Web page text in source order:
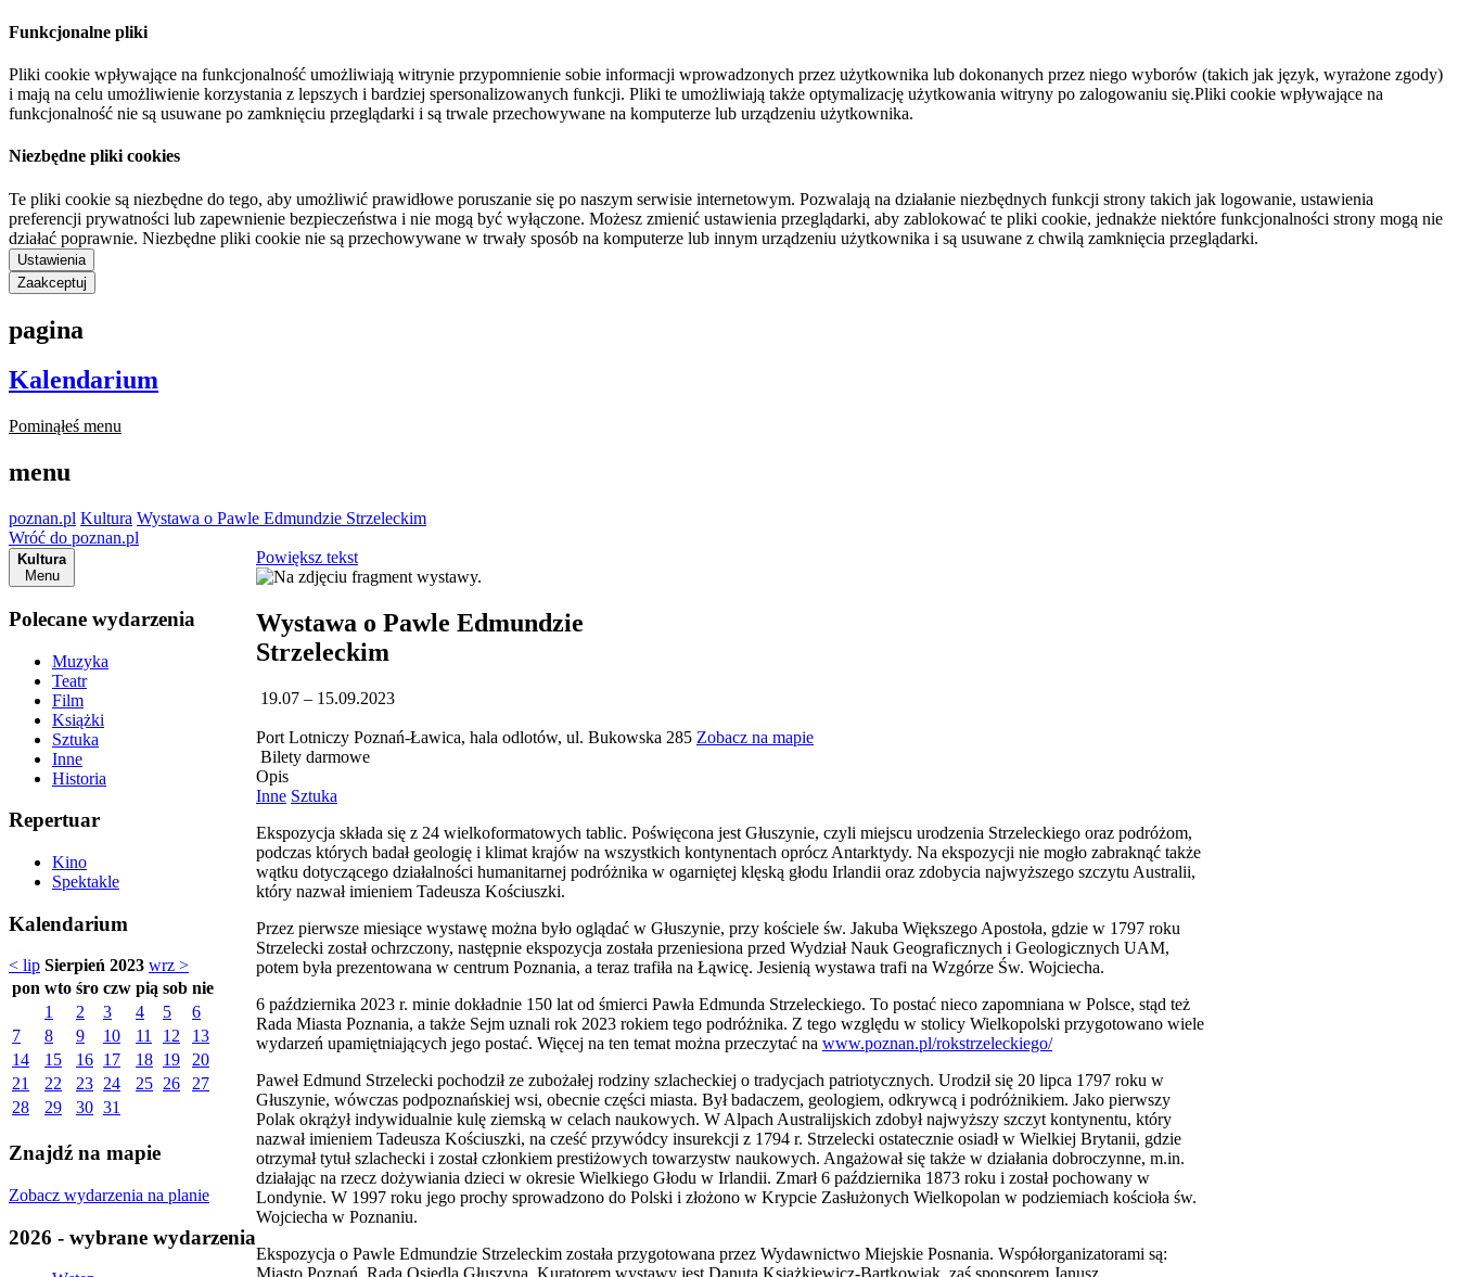
Funkcjonalne pliki
Pliki cookie wpływające na funkcjonalność umożliwiają witrynie przypomnienie sobie informacji wprowadzonych przez użytkownika lub dokonanych przez niego wyborów (takich jak język, wyrażone zgody)
i mają na celu umożliwienie korzystania z lepszych i bardziej spersonalizowanych funkcji. Pliki te umożliwiają także optymalizację użytkowania witryny po zalogowaniu się.Pliki cookie wpływające na
funkcjonalność nie są usuwane po zamknięciu przeglądarki i są trwale przechowywane na komputerze lub urządzeniu użytkownika.
Niezbędne pliki cookies
Te pliki cookie są niezbędne do tego, aby umożliwić prawidłowe poruszanie się po naszym serwisie internetowym. Pozwalają na działanie niezbędnych funkcji strony takich jak logowanie, ustawienia
preferencji prywatności lub zapewnienie bezpieczeństwa i nie mogą być wyłączone. Możesz zmienić ustawienia przeglądarki, aby zablokować te pliki cookie, jednakże niektóre funkcjonalności strony mogą nie
działać poprawnie. Niezbędne pliki cookie nie są przechowywane w trwały sposób na komputerze lub innym urządzeniu użytkownika i są usuwane z chwilą zamknięcia przeglądarki.
Ustawienia
Zaakceptuj
pagina
Kalendarium
Pominąłeś menu
menu
poznan.pl Kultura Wystawa o Pawle Edmundzie Strzeleckim
Wróć do poznan.pl
Kultura
Menu
Polecane wydarzenia
Muzyka
Teatr
Film
Książki
Sztuka
Inne
Historia
Repertuar
Kino
Spektakle
Kalendarium
< lip Sierpień 2023 wrz >
pon wto śro czw pią sob nie
1
2 3 4 5
6
7
8 9 10 11 12
13
14
15 16 17 18 19
20
21
22 23 24 25 26
27
28
29 30 31
Znajdź na mapie
Zobacz wydarzenia na planie
2026 - wybrane wydarzenia
Powiększ tekst
Wystawa o Pawle Edmundzie
Strzeleckim
19.07 – 15.09.2023
Port Lotniczy Poznań-Ławica, hala odlotów, ul. Bukowska 285 Zobacz na mapie
Bilety darmowe
Opis
Inne Sztuka
Ekspozycja składa się z 24 wielkoformatowych tablic. Poświęcona jest Głuszynie, czyli miejscu urodzenia Strzeleckiego oraz podróżom,
podczas których badał geologię i klimat krajów na wszystkich kontynentach oprócz Antarktydy. Na ekspozycji nie mogło zabraknąć także
wątku dotyczącego działalności humanitarnej podróżnika w ogarniętej klęską głodu Irlandii oraz zdobycia najwyższego szczytu Australii,
który nazwał imieniem Tadeusza Kościuszki.
Przez pierwsze miesiące wystawę można było oglądać w Głuszynie, przy kościele św. Jakuba Większego Apostoła, gdzie w 1797 roku
Strzelecki został ochrzczony, następnie ekspozycja została przeniesiona przed Wydział Nauk Geograficznych i Geologicznych UAM,
potem była prezentowana w centrum Poznania, a teraz trafiła na Łąwicę. Jesienią wystawa trafi na Wzgórze Św. Wojciecha.
6 października 2023 r. minie dokładnie 150 lat od śmierci Pawła Edmunda Strzeleckiego. To postać nieco zapomniana w Polsce, stąd też
Rada Miasta Poznania, a także Sejm uznali rok 2023 rokiem tego podróżnika. Z tego względu w stolicy Wielkopolski przygotowano wiele
wydarzeń upamiętniających jego postać. Więcej na ten temat można przeczytać na www.poznan.pl/rokstrzeleckiego/
Paweł Edmund Strzelecki pochodził ze zubożałej rodziny szlacheckiej o tradycjach patriotycznych. Urodził się 20 lipca 1797 roku w
Głuszynie, wówczas podpoznańskiej wsi, obecnie części miasta. Był badaczem, geologiem, odkrywcą i podróżnikiem. Jako pierwszy
Polak okrążył indywidualnie kulę ziemską w celach naukowych. W Alpach Australijskich zdobył najwyższy szczyt kontynentu, który
nazwał imieniem Tadeusza Kościuszki, na cześć przywódcy insurekcji z 1794 r. Strzelecki ostatecznie osiadł w Wielkiej Brytanii, gdzie
otrzymał tytuł szlachecki i został członkiem prestiżowych towarzystw naukowych. Angażował się także w działania dobroczynne, m.in.
działając na rzecz dożywiania dzieci w okresie Wielkiego Głodu w Irlandii. Zmarł 6 października 1873 roku i został pochowany w
Londynie. W 1997 roku jego prochy sprowadzono do Polski i złożono w Krypcie Zasłużonych Wielkopolan w podziemiach kościoła św.
Wojciecha w Poznaniu.
Ekspozycja o Pawle Edmundzie Strzeleckim została przygotowana przez Wydawnictwo Miejskie Posnania. Współorganizatorami są:
Miasto Poznań, Rada Osiedla Głuszyna. Kuratorem wystawy jest Danuta Książkiewicz-Bartkowiak, zaś sponsorem Janusz